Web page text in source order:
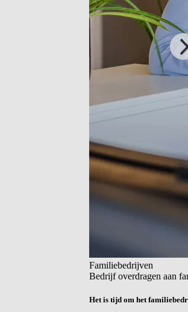
Familiebedrijven
Bedrijf overdragen aan
Het is tijd om het